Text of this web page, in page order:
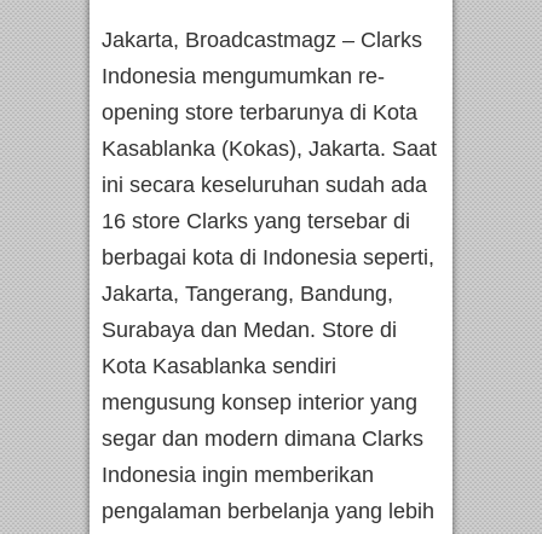
Jakarta, Broadcastmagz – Clarks
Indonesia mengumumkan re-
opening store terbarunya di Kota
Kasablanka (Kokas), Jakarta. Saat
ini secara keseluruhan sudah ada
16 store Clarks yang tersebar di
berbagai kota di Indonesia seperti,
Jakarta, Tangerang, Bandung,
Surabaya dan Medan. Store di
Kota Kasablanka sendiri
mengusung konsep interior yang
segar dan modern dimana Clarks
Indonesia ingin memberikan
pengalaman berbelanja yang lebih